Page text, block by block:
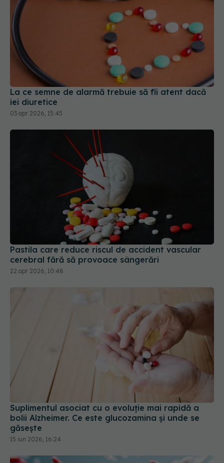
La ce semne de alarmă trebuie să fii atent dacă
iei diuretice
03 apr 2026, 15:45
Pastila care reduce riscul de accident vascular
cerebral fără să provoace sângerări
22 apr 2026, 10:48
Suplimentul asociat cu o evoluție mai rapidă a
bolii Alzheimer. Ce este glucozamina și unde se
găsește
15 iun 2026, 16:24